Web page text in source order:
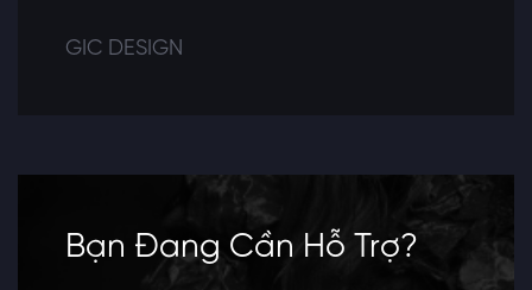
GIC DESIGN
Bạn Đang Cần Hỗ Trợ?